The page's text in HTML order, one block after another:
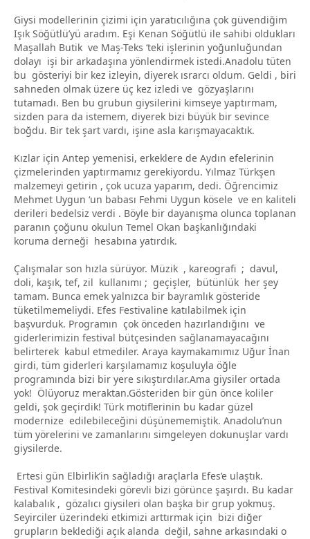
Giysi modellerinin çizimi için yaratıcılığına çok güvendiğim
Işık Söğütlü’yü aradım. Eşi Kenan Söğütlü ile sahibi oldukları
Maşallah Butik ve Maş-Teks ‘teki işlerinin yoğunluğundan
dolayı işi bir arkadaşına yönlendirmek istedi.Anadolu tüten
bu gösteriyi bir kez izleyin, diyerek ısrarcı oldum. Geldi , biri
sahneden olmak üzere üç kez izledi ve gözyaşlarını
tutamadı. Ben bu grubun giysilerini kimseye yaptırmam,
sizden para da istemem, diyerek bizi büyük bir sevince
boğdu. Bir tek şart vardı, işine asla karışmayacaktık.
Kızlar için Antep yemenisi, erkeklere de Aydın efelerinin
çizmelerinden yaptırmamız gerekiyordu. Yılmaz Türkşen
malzemeyi getirin , çok ucuza yaparım, dedi. Öğrencimiz
Mehmet Uygun ‘un babası Fehmi Uygun kösele ve en kaliteli
derileri bedelsiz verdi . Böyle bir dayanışma olunca toplanan
paranın çoğunu okulun Temel Okan başkanlığındaki
koruma derneği hesabına yatırdık.
Çalışmalar son hızla sürüyor. Müzik , kareografi ; davul,
doli, kaşık, tef, zil kullanımı ; geçişler, bütünlük her şey
tamam. Bunca emek yalnızca bir bayramlık gösteride
tüketilmemeliydi. Efes Festivaline katılabilmek için
başvurduk. Programın çok önceden hazırlandığını ve
giderlerimizin festival bütçesinden sağlanamayacağını
belirterek kabul etmediler. Araya kaymakamımız Uğur İnan
girdi, tüm giderleri karşılamamız koşuluyla öğle
programında bizi bir yere sıkıştırdılar.Ama giysiler ortada
yok! Ölüyoruz meraktan.Gösteriden bir gün önce koliler
geldi, şok geçirdik! Türk motiflerinin bu kadar güzel
modernize edilebileceğini düşünememiştik. Anadolu’nun
tüm yörelerini ve zamanlarını simgeleyen dokunuşlar vardı
giysilerde.
Ertesi gün Elbirlik’in sağladığı araçlarla Efes’e ulaştık.
Festival Komitesindeki görevli bizi görünce şaşırdı. Bu kadar
kalabalık , gözalıcı giysileri olan başka bir grup yokmuş.
Seyirciler üzerindeki etkimizi arttırmak için bizi diğer
grupların beklediği açık alanda değil, sahne arkasındaki o